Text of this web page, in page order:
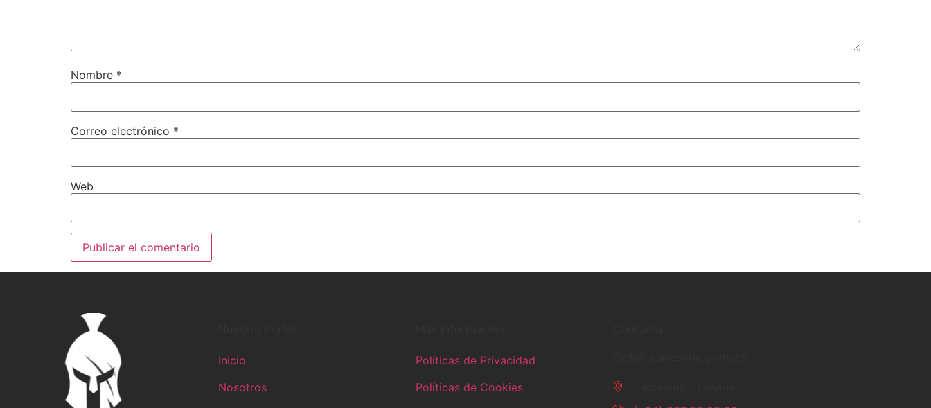
Nombre *
Correo electrónico *
Web
Inicio
Nosotros
Políticas de Privacidad
Políticas de Cookies